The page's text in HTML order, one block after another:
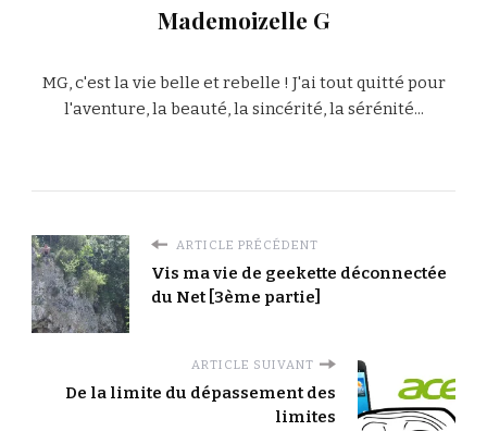
Mademoizelle G
MG, c'est la vie belle et rebelle ! J'ai tout quitté pour
l'aventure, la beauté, la sincérité, la sérénité...
ARTICLE PRÉCÉDENT
Vis ma vie de geekette déconnectée
du Net [3ème partie]
ARTICLE SUIVANT
De la limite du dépassement des
limites